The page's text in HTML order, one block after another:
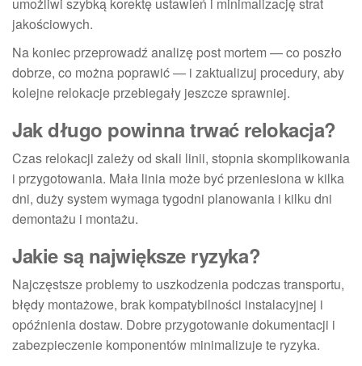
jakościowych.
Na koniec przeprowadź analizę post mortem — co poszło
dobrze, co można poprawić — i zaktualizuj procedury, aby
kolejne relokacje przebiegały jeszcze sprawniej.
Jak długo powinna trwać relokacja?
Czas relokacji zależy od skali linii, stopnia skomplikowania
i przygotowania. Mała linia może być przeniesiona w kilka
dni, duży system wymaga tygodni planowania i kilku dni
demontażu i montażu.
Jakie są największe ryzyka?
Najczęstsze problemy to uszkodzenia podczas transportu,
błędy montażowe, brak kompatybilności instalacyjnej i
opóźnienia dostaw. Dobre przygotowanie dokumentacji i
zabezpieczenie komponentów minimalizuje te ryzyka.